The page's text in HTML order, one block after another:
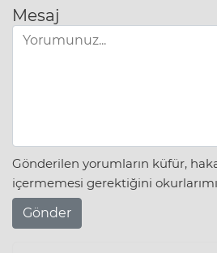
Mesaj
Gönderilen yorumların küfür,
içermemesi gerektiğini
Gönder